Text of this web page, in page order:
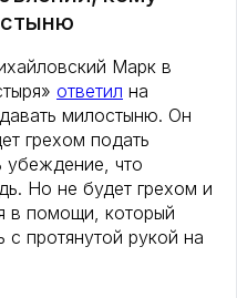
Марк в
ответил на
милостыню. Он
грехом подать
убеждение, что
Но не будет грехом и
в помощи, который
с протянутой рукой на